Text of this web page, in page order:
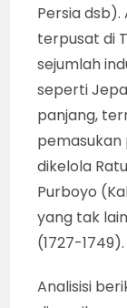
Persia
terpusat di
sejumlah
seperti
panjang,
dikelola
Purboyo
yang tak
(1727-1749).
Analisisi